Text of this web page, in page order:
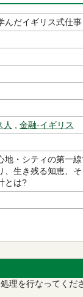
んだイギリス式仕
人
金融-イギリス
地・シティの第一
、生き残る知恵、
とは?
理を行なってくだ